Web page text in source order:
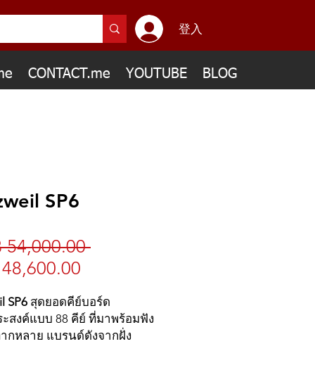
登入
CONTACT.me YOUTUBE BLOG
SP6
54,000.00 一
價
格
銷
價
格
SP6 สุดยอดคีย์บอร์ด
ะสงค์แบบ 88 คีย์ ที่มาพร้อมฟัง
กหลาย แบรนด์ดังจากฝั่ง
าด 128×64 พิกเซล ให้โทน